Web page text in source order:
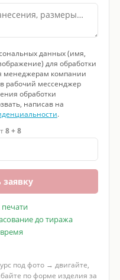
данных (имя,
для обработки
менеджерам компании
рабочий мессенджер
обработки
написав на
.
8 + 8
заявку
до тиража
под фото → двигайте,
по форме изделия за